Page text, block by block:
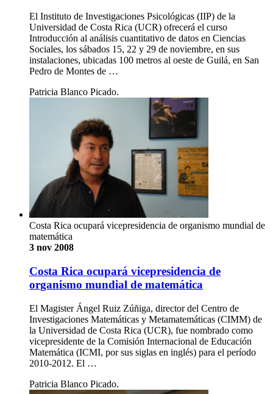
El Instituto de Investigaciones Psicológicas (IIP) de la
Universidad de Costa Rica (UCR) ofrecerá el curso
Introducción al análisis cuantitativo de datos en Ciencias
Sociales, los sábados 15, 22 y 29 de noviembre, en sus
instalaciones, ubicadas 100 metros al oeste de Guilá, en San
Pedro de Montes de …
Patricia Blanco Picado.
Costa Rica ocupará vicepresidencia de organismo mundial de
matemática
3 nov 2008
Costa Rica ocupará vicepresidencia de
organismo mundial de matemática
El Magister Ángel Ruiz Zúñiga, director del Centro de
Investigaciones Matemáticas y Metamatemáticas (CIMM) de
la Universidad de Costa Rica (UCR), fue nombrado como
vicepresidente de la Comisión Internacional de Educación
Matemática (ICMI, por sus siglas en inglés) para el período
2010-2012. El …
Patricia Blanco Picado.